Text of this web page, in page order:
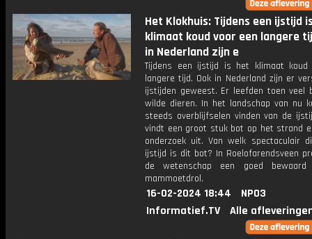
Het Klokhuis: Tijdens een ijstijd
klimaat koud voor een langere
in Nederland zijn e
Tijdens een ijstijd is het klimaat koud
langere tijd. Ook in Nederland zijn er
ijstijden geweest. Er leefden toen veel
wilde dieren. In het landschap van nu
steeds overblijfselen vinden van de
vindt een groot stuk bot op het strand
onderzoek uit. Van welk spectaculair
ijstijd is dit bot? In Roelofarendsveen
de wetenschap een goed bewaard
mammoetdrol.
16-02-2024 18:44
NPO3
Informatief.TV
Alle